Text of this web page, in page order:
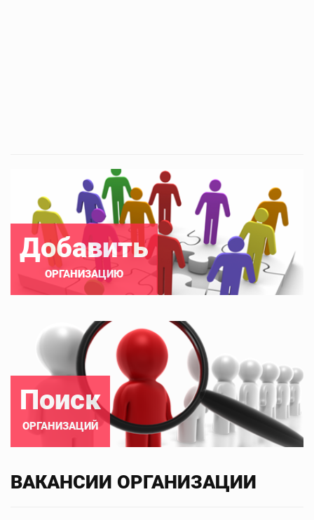
Добавить
ОРГАНИЗАЦИЮ
Поиск
ОРГАНИЗАЦИЙ
ВАКАНСИИ ОРГАНИЗАЦИИ